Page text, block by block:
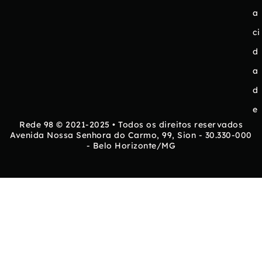
a
ci
d
a
d
e
Rede 98 © 2021-2025 • Todos os direitos reservados
Avenida Nossa Senhora do Carmo, 99, Sion - 30.330-000
- Belo Horizonte/MG